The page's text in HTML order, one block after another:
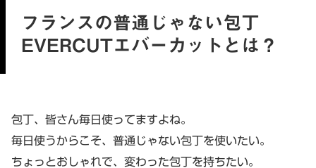
フランスの普通じゃない包丁
EVERCUTエバーカットとは？
包丁、皆さん毎日使ってますよね。
毎日使うからこそ、普通じゃない包丁を使いたい。
ちょっとおしゃれで、変わった包丁を持ちたい。